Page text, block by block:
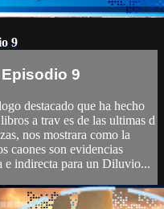
9
9
destacado que ha hecho
a trav es de las ultimas d
nos mostrara como la
caones son evidencias
e indirecta para un Diluvio...